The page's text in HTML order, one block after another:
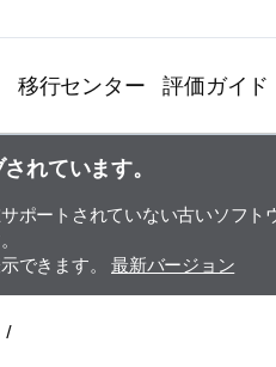
移行センター 評価ガイド
れています。
ポートされていない古いソフ
できます。 最新バージョン